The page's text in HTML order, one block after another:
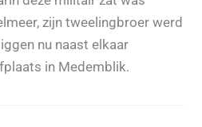
zijn tweelingbroer werd
nu naast elkaar
in Medemblik.